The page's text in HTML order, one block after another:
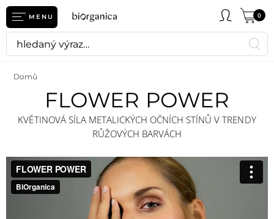
MENU 0
Domů
FLOWER POWER
KVĚTINOVÁ SÍLA METALICKÝCH OČNÍCH STÍNŮ V TRENDY
RŮŽOVÝCH BARVÁCH